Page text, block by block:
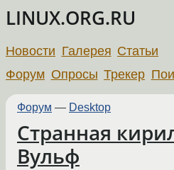
LINUX.ORG.RU
Новости Галерея Статьи
Форум Опросы Трекер
Форум — Desktop
Странная
Вульф